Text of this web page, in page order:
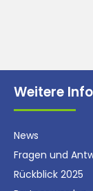
Weitere
News
Fragen und
Rückblick 2025